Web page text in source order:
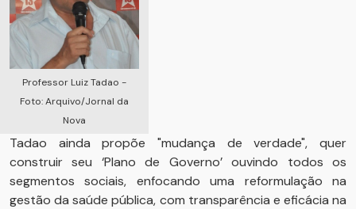
Professor Luiz Tadao -
Foto: Arquivo/Jornal da
Nova
Tadao ainda propõe "mudança de verdade", quer
construir seu ‘Plano de Governo’ ouvindo todos os
segmentos sociais, enfocando uma reformulação na
gestão da saúde pública, com transparência e eficácia na